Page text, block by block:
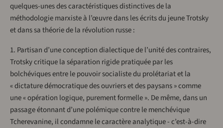
quelques-unes des caractéristiques distinctives de la
méthodologie marxiste à l’œuvre dans les écrits du jeune Trotsky
et dans sa théorie de la révolution russe :
1. Partisan d’une conception dialectique de l’unité des contraires,
Trotsky critique la séparation rigide pratiquée par les
bolchéviques entre le pouvoir socialiste du prolétariat et la
« dictature démocratique des ouvriers et des paysans » comme
une « opération logique, purement formelle ». De même, dans un
passage étonnant d’une polémique contre le menchévique
Tcherevanine, il condamne le caractère analytique - c’est-à-dire